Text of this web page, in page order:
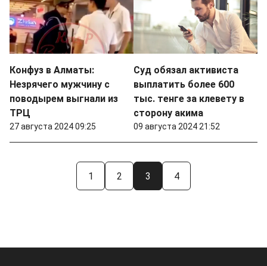
Конфуз в Алматы:
Незрячего мужчину с
поводырем выгнали из
ТРЦ
27 августа 2024 09:25
Суд обязал активиста
выплатить более 600
тыс. тенге за клевету в
сторону акима
09 августа 2024 21:52
1 2 3 4